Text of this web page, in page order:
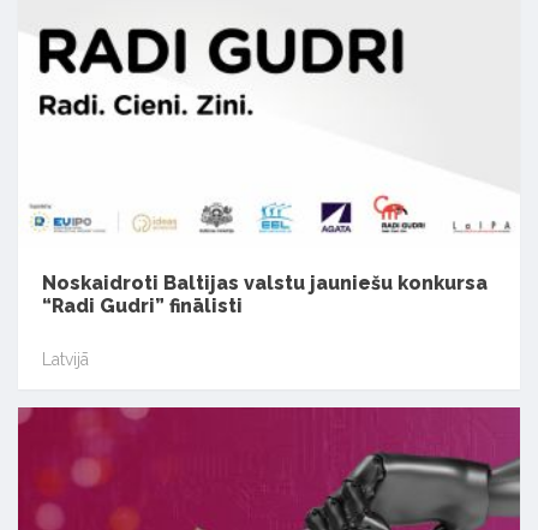
Noskaidroti Baltijas valstu jauniešu konkursa
“Radi Gudri” finālisti
Latvijā